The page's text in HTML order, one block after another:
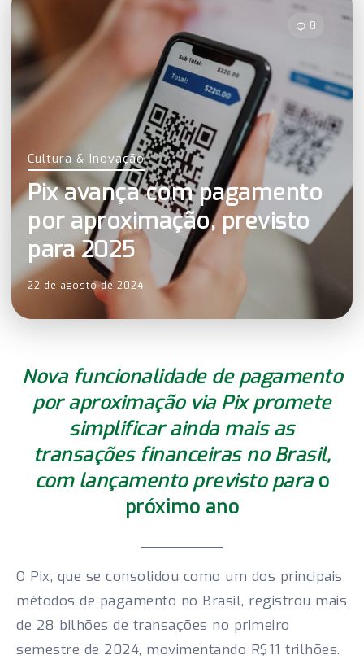
Cultura & Inovação
Pix avança com pagamento
por aproximação, previsto
para 2025
22 de agosto de 2024
0
Nova funcionalidade de pagamento
por aproximação via Pix promete
simplificar ainda mais as
transações financeiras no Brasil,
com lançamento previsto parao
próximo ano
O Pix, que se consolidou como um dos principais
métodos de pagamento no Brasil, registrou mais
de 28 bilhões de transações no primeiro
semestre de 2024, movimentando R$11 trilhões.